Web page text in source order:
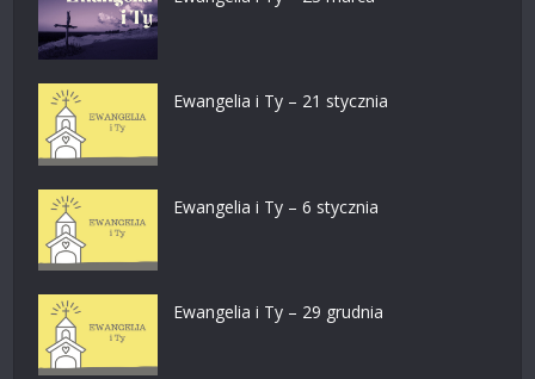
Ewangelia i Ty – 21 stycznia
Ewangelia i Ty – 6 stycznia
Ewangelia i Ty – 29 grudnia